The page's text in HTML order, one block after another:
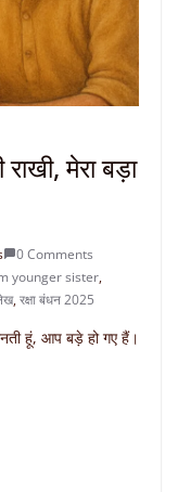
मेरा बड़ा
0 Comments
younger sister,
,रक्षा बंधन 2025
हूं, आप बड़े हो गए हैं।